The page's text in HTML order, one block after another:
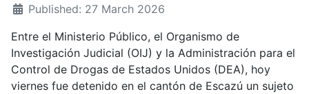
Published: 27 March 2026
Entre el Ministerio Público, el Organismo de
Investigación Judicial (OIJ) y la Administración para el
Control de Drogas de Estados Unidos (DEA), hoy
viernes fue detenido en el cantón de Escazú un sujeto